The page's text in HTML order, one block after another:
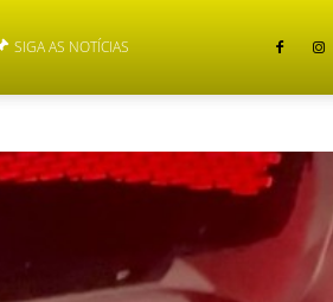
SIGA AS NOTÍCIAS